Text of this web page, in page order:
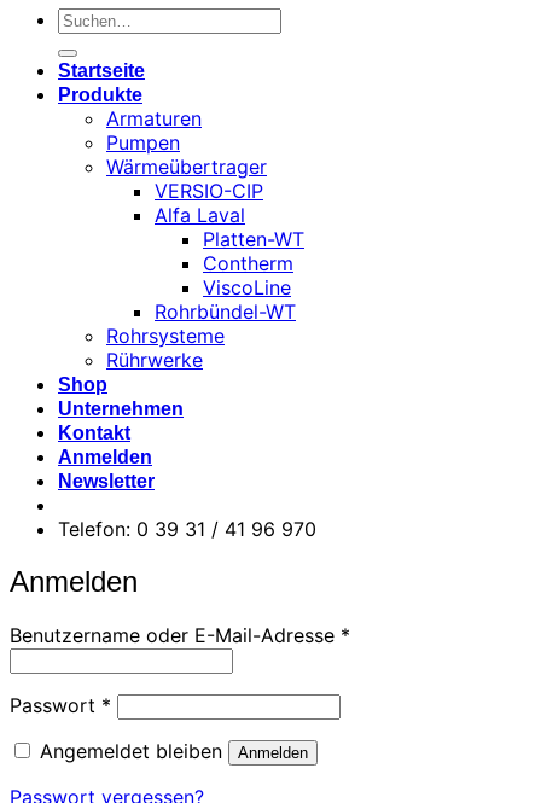
Suchen
Startseite
Produkte
Armaturen
Pumpen
Wärmeübertrager
VERSIO-CIP
Alfa Laval
Platten-WT
Contherm
ViscoLine
Rohrbündel-WT
Rohrsysteme
Rührwerke
Shop
Unternehmen
Kontakt
Anmelden
Newsletter
Telefon: 0 39 31 / 41 96 970
Anmelden
Benutzername oder E-Mail-Adresse *
Passwort *
Angemeldet bleiben
Anmelden
Passwort vergessen?